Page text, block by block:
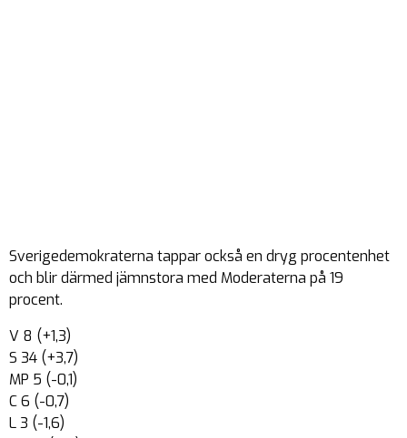
Sverigedemokraterna tappar också en dryg procentenhet
och blir därmed jämnstora med Moderaterna på 19
procent.
V 8 (+1,3)
S 34 (+3,7)
MP 5 (-0,1)
C 6 (-0,7)
L 3 (-1,6)